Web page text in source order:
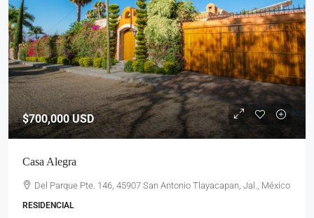
$700,000USD
Casa Alegra
Del Parque Pte. 146, 45907 San Antonio Tlayacapan, Jal., México
RESIDENCIAL